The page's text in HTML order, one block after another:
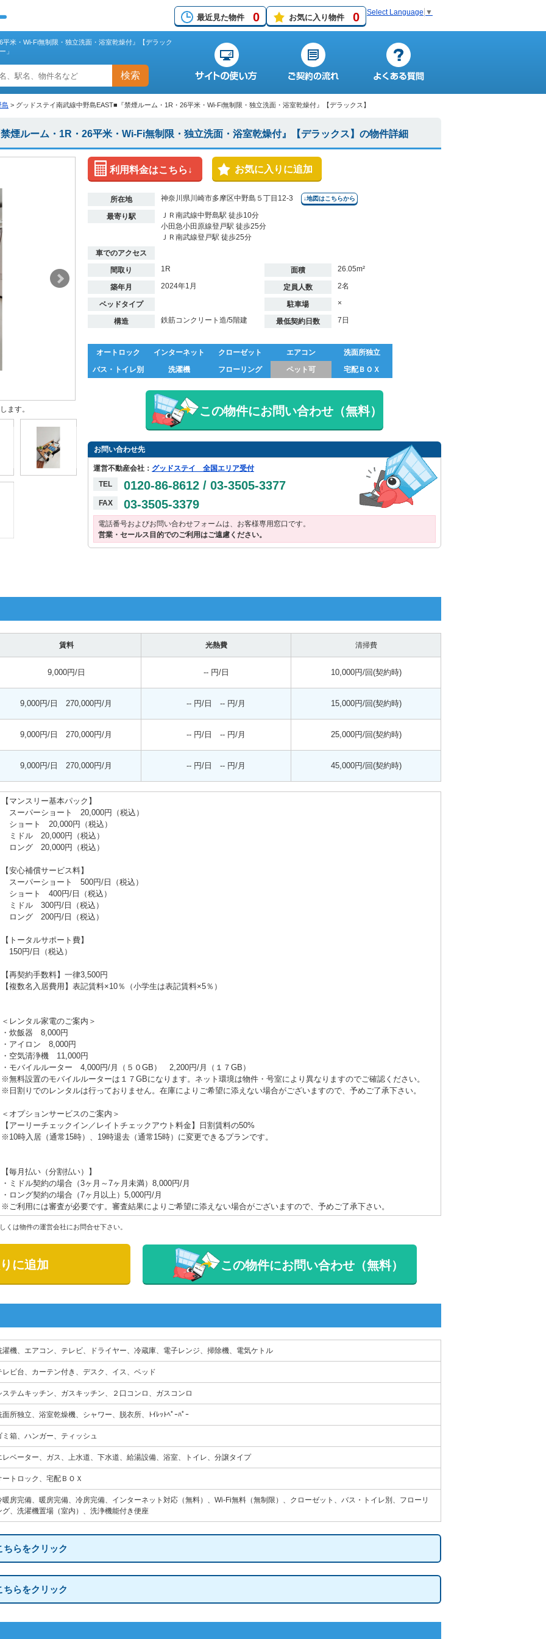
最近見た物件 0 お気に入り物件 0 Select Language ▼
米・Wi-Fi無制限・独立洗面・浴室乾燥付』【デラック
」
検索
島 > グッドステイ南武線中野島EAST■『禁煙ルーム・1R・26平米・Wi-Fi無制限・独立洗面・浴室乾燥付』【デラックス】
煙ルーム・1R・26平米・Wi-Fi無制限・独立洗面・浴室乾燥付』【デラックス】の物件詳細
ます。
利用料金はこちら↓ お気に入りに追加
所在地 神奈川県川崎市多摩区中野島５丁目12-3 ↓地図はこちらから
最寄り駅
ＪＲ南武線中野島駅 徒歩10分
小田急小田原線登戸駅 徒歩25分
ＪＲ南武線登戸駅 徒歩25分
車でのアクセス
間取り
1R 面積 26.05m²
築年月 2024年1月 定員人数 2名
ベッドタイプ 駐車場 ×
構造 鉄筋コンクリート造/5階建 最低契約日数 7日
オートロック インターネット クローゼット エアコン
洗面所独立
バス・トイレ別
洗濯機 フローリング ペット可 宅配ＢＯＸ
この物件にお問い合わせ（無料）
お問い合わせ先
運営不動産会社： グッドステイ 全国エリア受付
TEL
0120-86-8612 / 03-3505-3377
FAX 03-3505-3379
電話番号およびお問い合わせフォームは、お客様専用窓口です。
営業・セールス目的でのご利用はご遠慮ください。
賃料 光熱費 清掃費
9,000円/日 -- 円/日 10,000円/回(契約時)
9,000円/日 270,000円/月 -- 円/日 -- 円/月 15,000円/回(契約時)
9,000円/日 270,000円/月 -- 円/日 -- 円/月 25,000円/回(契約時)
9,000円/日 270,000円/月 -- 円/日 -- 円/月 45,000円/回(契約時)
【マンスリー基本パック】
スーパーショート 20,000円（税込）
ショート 20,000円（税込）
ミドル 20,000円（税込）
ロング 20,000円（税込）
【安心補償サービス料】
スーパーショート 500円/日（税込）
ショート 400円/日（税込）
ミドル 300円/日（税込）
ロング 200円/日（税込）
【トータルサポート費】
150円/日（税込）
【再契約手数料】一律3,500円
【複数名入居費用】表記賃料×10％（小学生は表記賃料×5％）
＜レンタル家電のご案内＞
・炊飯器 8,000円
・アイロン 8,000円
・空気清浄機 11,000円
・モバイルルーター 4,000円/月（５０GB） 2,200円/月（１７GB）
※無料設置のモバイルルーターは１７GBになります。ネット環境は物件・号室により異なりますのでご確認ください。
※日割りでのレンタルは行っておりません。在庫によりご希望に添えない場合がございますので、予めご了承下さい。
＜オプションサービスのご案内＞
【アーリーチェックイン／レイトチェックアウト料金】日割賃料の50%
※10時入居（通常15時）、19時退去（通常15時）に変更できるプランです。
【毎月払い（分割払い）】
・ミドル契約の場合（3ヶ月～7ヶ月未満）8,000円/月
・ロング契約の場合（7ヶ月以上）5,000円/月
※ご利用には審査が必要です。審査結果によりご希望に添えない場合がございますので、予めご了承下さい。
くは物件の運営会社にお問合せ下さい。
に追加 この物件にお問い合わせ（無料）
濯機、エアコン、テレビ、ドライヤー、冷蔵庫、電子レンジ、掃除機、電気ケトル
レビ台、カーテン付き、デスク、イス、ベッド
ステムキッチン、ガスキッチン、２口コンロ、ガスコンロ
面所独立、浴室乾燥機、シャワー、脱衣所、ﾄｲﾚｯﾄﾍﾟｰﾊﾟｰ
ミ箱、ハンガー、ティッシュ
レベーター、ガス、上水道、下水道、給湯設備、浴室、トイレ、分譲タイプ
ートロック、宅配ＢＯＸ
暖房完備、暖房完備、冷房完備、インターネット対応（無料）、Wi-Fi無料（無制限）、クローゼット、バス・トイレ別、フローリ
グ、洗濯機置場（室内）、洗浄機能付き便座
らをクリック
らをクリック